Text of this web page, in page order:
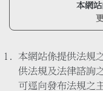
本網
本網站係提供法規
供法規及法律諮詢
可逕向發布法規之